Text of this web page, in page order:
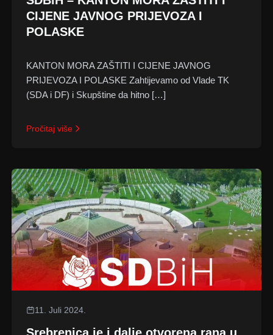
CIJENE JAVNOG PRIJEVOZA I
POLASKE
KANTON MORA ZAŠTITI I CIJENE JAVNOG
PRIJEVOZA I POLASKE Zahtijevamo od Vlade TK
(SDA i DF) i Skupštine da hitno […]
Pročitaj više
11. Juli 2024.